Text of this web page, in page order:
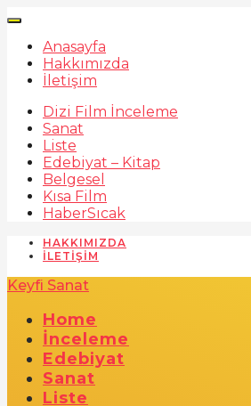
Anasayfa
Hakkımızda
İletişim
Dizi Film İnceleme
Sanat
Liste
Edebiyat – Kitap
Belgesel
Kısa Film
HaberSıcak
HAKKIMIZDA
İLETIŞIM
Keyfi Sanat
Home
İnceleme
Edebiyat
Sanat
Liste